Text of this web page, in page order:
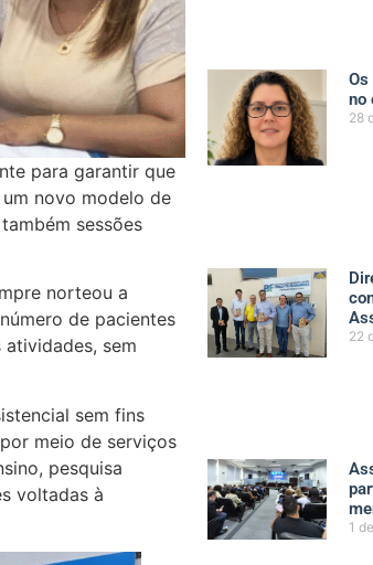
para garantir que
novo modelo de
sessões
norteou a
de pacientes
sem
sem fins
meio de serviços
pesquisa
voltadas à
no
28
22
1